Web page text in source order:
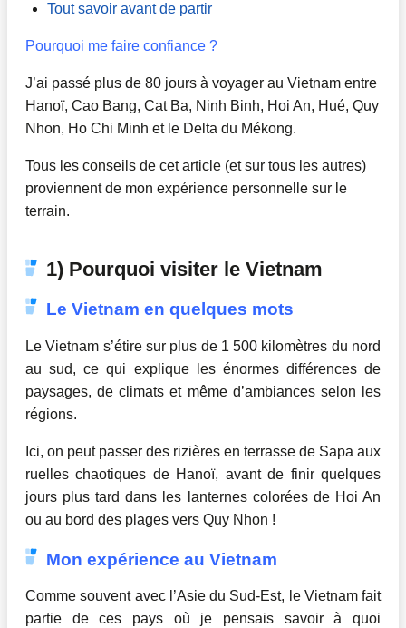
Tout savoir avant de partir
Pourquoi me faire confiance ?
J’ai passé plus de 80 jours à voyager au Vietnam entre
Hanoï, Cao Bang, Cat Ba, Ninh Binh, Hoi An, Hué, Quy
Nhon, Ho Chi Minh et le Delta du Mékong.
Tous les conseils de cet article (et sur tous les autres)
proviennent de mon expérience personnelle sur le
terrain.
1) Pourquoi visiter le Vietnam
Le Vietnam en quelques mots
Le Vietnam s’étire sur plus de 1 500 kilomètres du nord
au sud, ce qui explique les énormes différences de
paysages, de climats et même d’ambiances selon les
régions.
Ici, on peut passer des rizières en terrasse de Sapa aux
ruelles chaotiques de Hanoï, avant de finir quelques
jours plus tard dans les lanternes colorées de Hoi An
ou au bord des plages vers Quy Nhon !
Mon expérience au Vietnam
Comme souvent avec l’Asie du Sud-Est, le Vietnam fait
partie de ces pays où je pensais savoir à quoi